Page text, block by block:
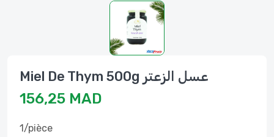
Miel De Thym 500g عسل الزعتر
156,25 MAD
1/pièce